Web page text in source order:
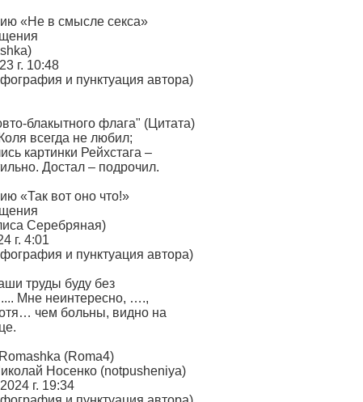
«Не в смысле секса»
г. 10:48
и пунктуация автора)
блакытного флага" (Цитата)
всегда не любил;
картинки Рейхстага –
Достал – подрочил.
«Так вот оно что!»
Серебряная)
г. 4:01
и пунктуация автора)
труды буду без
Мне неинтересно, ….,
чем больны, видно на
(Roma4)
Носенко (notpusheniya)
г. 19:34